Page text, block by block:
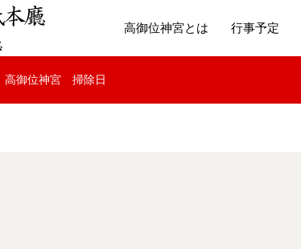
高御位神宮とは 行事予定
高御位神宮 掃除日